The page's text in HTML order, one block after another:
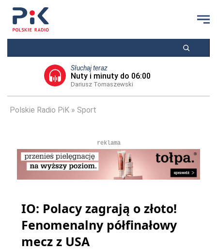
Słuchaj teraz
Nuty i minuty do 06:00
Dariusz Tomaszewski
Polskie Radio PiK Sport
reklama
IO: Polacy zagrają o złoto!
Fenomenalny półfinałowy
mecz z USA